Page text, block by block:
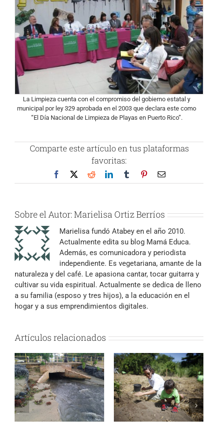
La Limpieza cuenta con el compromiso del gobierno estatal y
municipal por ley 329 aprobada en el 2003 que declara este como
“El Día Nacional de Limpieza de Playas en Puerto Rico”.
Comparte este artículo en tus plataformas
favoritas:
Facebook RedditLinkedInTumblr PinterestCorreo
electrónico
Sobre el Autor:Marielisa Ortiz Berríos
Marielisa fundó Atabey en el año 2010.
Actualmente edita su blog Mamá Educa.
Además, es comunicadora y periodista
independiente. Es vegetariana, amante de la
naturaleza y del café. Le apasiona cantar, tocar guitarra y
cultivar su vida espiritual. Actualmente se dedica de lleno
a su familia (esposo y tres hijos), a la educación en el
hogar y a sus emprendimientos digitales.
Artículos relacionados